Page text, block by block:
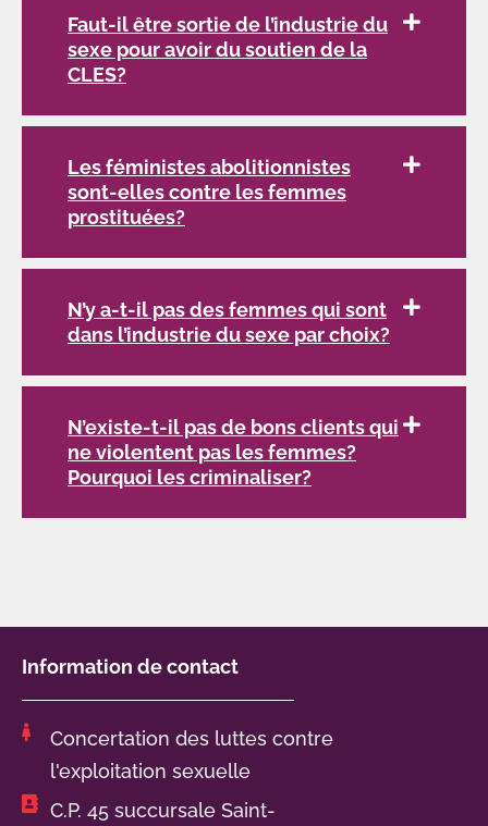
Faut-il être sortie de l’industrie du
sexe pour avoir du soutien de la
CLES?
Les féministes abolitionnistes
sont-elles contre les femmes
prostituées?
N’y a-t-il pas des femmes qui sont
dans l’industrie du sexe par choix?
N’existe-t-il pas de bons clients qui
ne violentent pas les femmes?
Pourquoi les criminaliser?
Information de contact
Concertation des luttes contre
l'exploitation sexuelle
C.P. 45 succursale Saint-